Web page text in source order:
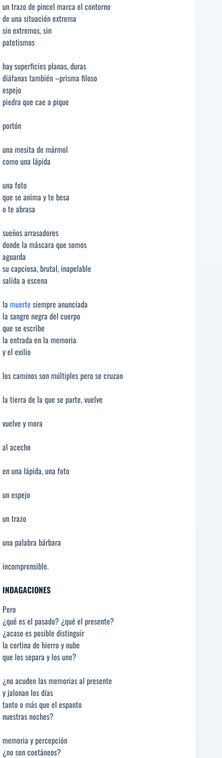
un trazo de pincel marca el contorno
de una situación extrema
sin extremos, sin
patetismos
hay superficies planas, duras
diáfanas también –prisma filoso
espejo
piedra que cae a pique
portón
una mesita de mármol
como una lápida
una foto
que se anima y te besa
o te abrasa
sueños arrasadores
donde la máscara que somos
aguarda
su capciosa, brutal, inapelable
salida a escena
la muerte siempre anunciada
la sangre negra del cuerpo
que se escribe
la entrada en la memoria
y el exilio
los caminos son múltiples pero se cruzan
la tierra de la que se parte, vuelve
vuelve y mora
al acecho
en una lápida, una foto
un espejo
un trazo
una palabra bárbara
incomprensible.
INDAGACIONES
Pero
¿qué es el pasado? ¿qué el presente?
¿acaso es posible distinguir
la cortina de hierro y nube
que los separa y los une?
¿no acuden las memorias al presente
y jalonan los días
tanto o más que el espanto
nuestras noches?
memoria y percepción
¿no son coetáneos?